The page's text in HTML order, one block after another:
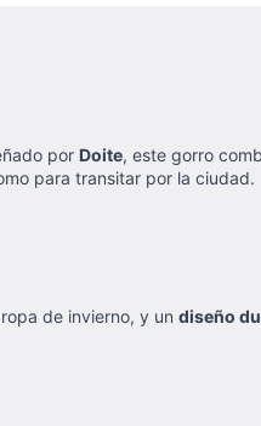
por Doite, este gorro
para transitar por la ciudad.
de invierno, y un diseño